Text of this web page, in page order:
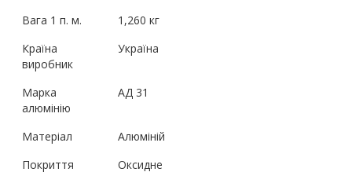
Вага 1 п. м.
1,260 кг
Країна
виробник
Україна
Марка
алюмінію
АД 31
Матеріал
Алюміній
Покриття
Оксидне